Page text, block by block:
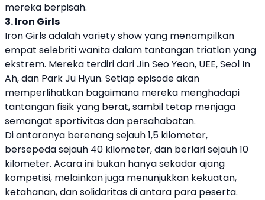
mereka berpisah.
3. Iron Girls
Iron Girls adalah variety show yang menampilkan
empat selebriti wanita dalam tantangan triatlon yang
ekstrem. Mereka terdiri dari Jin Seo Yeon, UEE, Seol In
Ah, dan Park Ju Hyun. Setiap episode akan
memperlihatkan bagaimana mereka menghadapi
tantangan fisik yang berat, sambil tetap menjaga
semangat sportivitas dan persahabatan.
Di antaranya berenang sejauh 1,5 kilometer,
bersepeda sejauh 40 kilometer, dan berlari sejauh 10
kilometer. Acara ini bukan hanya sekadar ajang
kompetisi, melainkan juga menunjukkan kekuatan,
ketahanan, dan solidaritas di antara para peserta.